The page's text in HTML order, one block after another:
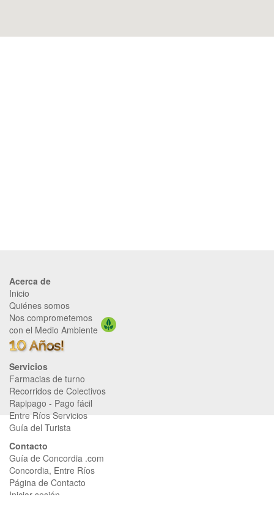
Acerca de
Inicio
Quiénes somos
Nos comprometemos
con el Medio Ambiente
Servicios
Farmacias de turno
Recorridos de Colectivos
Rapipago - Pago fácil
Entre Ríos Servicios
Guía del Turista
Contacto
Guía de Concordia .com
Concordia, Entre Ríos
Página de Contacto
Iniciar sesión